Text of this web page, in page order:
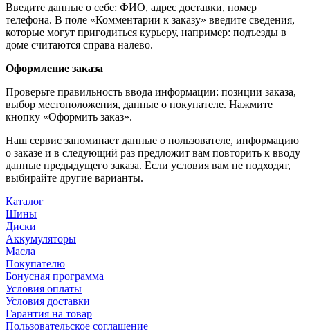
Введите данные о себе: ФИО, адрес доставки, номер
телефона. В поле «Комментарии к заказу» введите сведения,
которые могут пригодиться курьеру, например: подъезды в
доме считаются справа налево.
Оформление заказа
Проверьте правильность ввода информации: позиции заказа,
выбор местоположения, данные о покупателе. Нажмите
кнопку «Оформить заказ».
Наш сервис запоминает данные о пользователе, информацию
о заказе и в следующий раз предложит вам повторить к вводу
данные предыдущего заказа. Если условия вам не подходят,
выбирайте другие варианты.
Каталог
Шины
Диски
Аккумуляторы
Масла
Покупателю
Бонусная программа
Условия оплаты
Условия доставки
Гарантия на товар
Пользовательское соглашение